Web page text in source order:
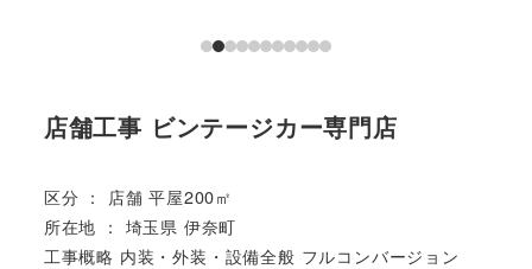
店舗工事 ビンテージカー専門店
区分 ： 店舗 平屋200㎡
所在地 ： 埼玉県 伊奈町
工事概略 内装・外装・設備全般 フルコンバージョン